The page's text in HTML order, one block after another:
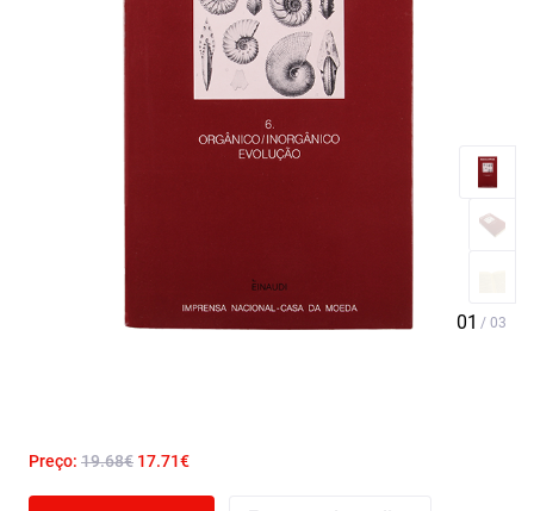
Preço: 19.68€ 17.71€